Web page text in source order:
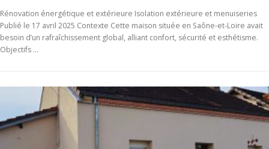
Rénovation énergétique et extérieure Isolation extérieure et menuiseries
Publié le 17 avril 2025 Contexte Cette maison située en Saône-et-Loire avait
besoin d’un rafraîchissement global, alliant confort, sécurité et esthétisme.
Objectifs …